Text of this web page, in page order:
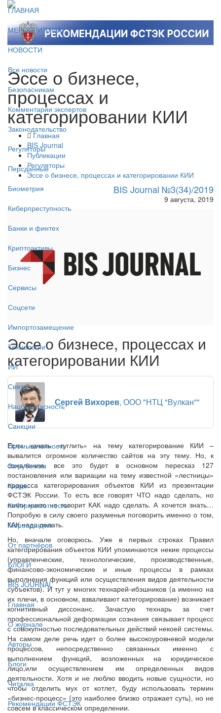
ГЛАВНАЯ
МЕРОПРИЯТИЯ
НОВОСТИ
Все новости
Безопасникам
Комментарии экспертов
Законодательство
Регуляторы
Персданные
Биометрия
Киберпреступность
Банки и финтех
Криптоактивы
Бизнес
Сервисы
Соцсети
Импортозамещение
Технологии
ИИ
Связь
Нацбезопасность
Санкции
Промышленность
За рубежом
Кадры
Киберграмотность
Мероприятия
От партнёров
БЛОГИ
BIS JOURNAL
Главная
О журнале
Авторы
Блоги
Читалка
Рекомендации ФСТЭК
Эссе о бизнесе,
процессах и
категорировании КИИ
Главная
BIS Journal
Публикации
Регуляторы
Эссе о бизнесе, процессах и категорировании КИИ
BIS Journal №3(34)/2019
9 августа, 2019
Эссе о бизнесе, процессах и
категорировании КИИ
Сергей Вихорев, ООО "НТЦ "Вулкан""
Если начать «гуглить» на тему категорирование КИИ –
вывалится огромное количество сайтов на эту тему. Но, к
сожалению, все это будет в основном пересказ 127
постановления или вариации на тему известной «лестницы»
процесса категорирования объектов КИИ из презентации
ФСТЭК России. То есть все говорят ЧТО надо сделать, но
почти никто не говорит КАК надо сделать. А хочется знать…
Попробую в силу своего разуменья поговорить именно о том,
КАК надо делать.
Но, вначале оговорюсь. Уже в первых строках Правил
категорирования объектов КИИ упоминаются некие процессы
(управленческие, технологические, производственные,
финансово-экономические и иные процессы в рамках
выполнения функций или осуществления видов деятельности
субъектов). И тут у многих технарей-ибэшников (а именно на
их плечи, в основном, взваливают категорирование) возникает
когнитивный диссонанс. Зачастую технарь за счет
профессиональной деформации сознания связывает процесс
с совокупностью последовательных действий некоей системы.
На самом деле речь идет о более высокоуровневой модели
процессов, непосредственно связанных именно с
выполнением функций, возложенных на юридическое
лицо,или осуществлением им определенных видов
деятельности. Хотя и не люблю вводить новые сущности, но
чтобы отделить мух от котлет, буду использовать термин
«бизнес-процесс» (это наиболее близко отражает суть), но не
совсем в классическом определении.